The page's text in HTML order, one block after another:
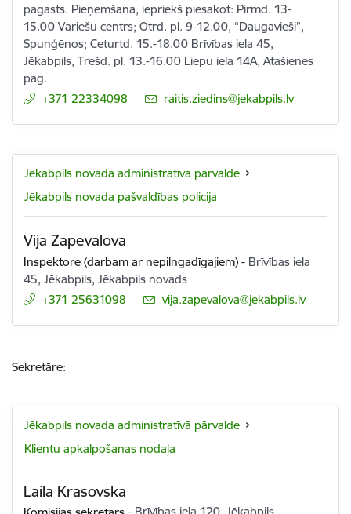
pagasts. Pieņemšana, iepriekš piesakot: Pirmd. 13-
15.00 Variešu centrs; Otrd. pl. 9-12.00, “Daugavieši”,
Spunģēnos; Ceturtd. 15.-18.00 Brīvības iela 45,
Jēkabpils, Trešd. pl. 13.-16.00 Liepu iela 14A, Atašienes
pag.
+371 22334098
E-pasts:
raitis.ziedins@jekabpils.lv
Jēkabpils novada administratīvā pārvalde
Jēkabpils novada pašvaldības policija
Vija Zapevalova
Inspektore (darbam ar nepilngadīgajiem) - Brīvības iela
45, Jēkabpils, Jēkabpils novads
+371 25631098
E-pasts:
vija.zapevalova@jekabpils.lv
Sekretāre:
Jēkabpils novada administratīvā pārvalde
Klientu apkalpošanas nodaļa
Laila Krasovska